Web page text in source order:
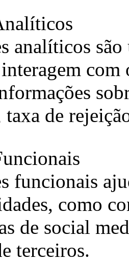
analíticos são
com
taxa de
funcionais
como
de social
terceiros.